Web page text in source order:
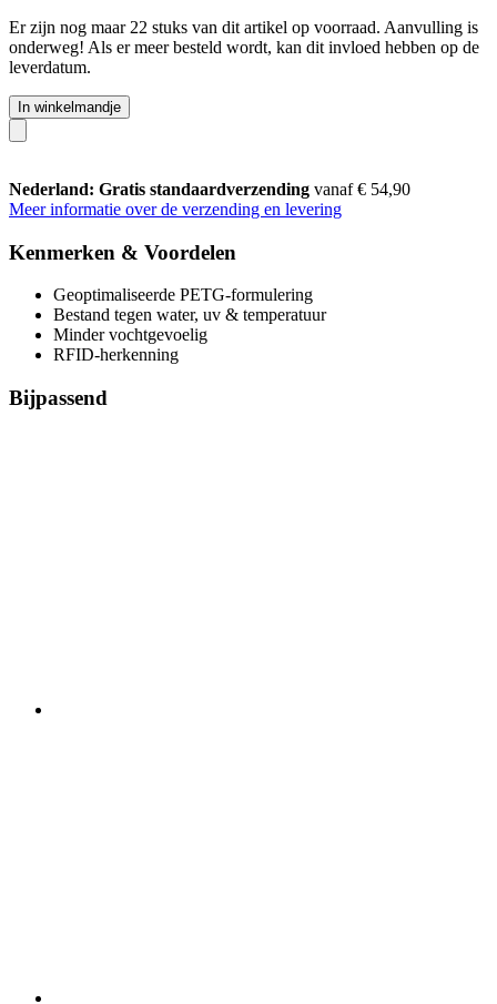
Er zijn nog maar 22 stuks van dit artikel op voorraad. Aanvulling is
onderweg! Als er meer besteld wordt, kan dit invloed hebben op de
leverdatum.
In winkelmandje
Nederland: Gratis standaardverzending vanaf € 54,90
Meer informatie over de verzending en levering
Kenmerken & Voordelen
Geoptimaliseerde PETG-formulering
Bestand tegen water, uv & temperatuur
Minder vochtgevoelig
RFID-herkenning
Bijpassend